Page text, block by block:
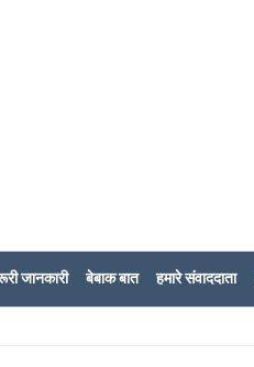
जानकारी बेबाक बात हमारे संवाददाता